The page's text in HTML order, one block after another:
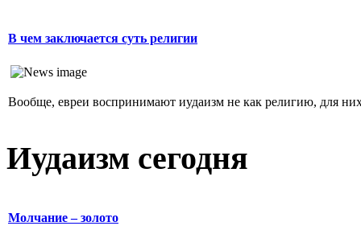
В чем заключается суть религии
Вообще, евреи воспринимают иудаизм не как религию, для
Иудаизм сегодня
Молчание – золото